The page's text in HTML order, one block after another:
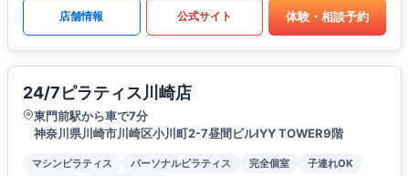
店舗情報 公式サイト 体験・相談予約
24/7ピラティス川崎店
東門前駅から車で7分
神奈川県川崎市川崎区小川町2-7昼間ビルIYY TOWER9階
マシンピラティス パーソナルピラティス 完全個室
子連れOK